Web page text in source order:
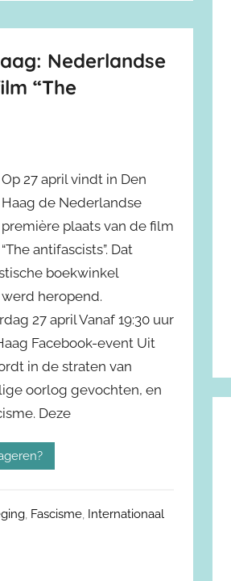
Nederlandse
“The
Op 27 april vindt in Den
Haag de Nederlandse
première plaats van de film
“The antifascists”. Dat
boekwinkel
heropend.
27 april Vanaf 19:30 uur
Facebook-event Uit
in de straten van
oorlog gevochten, en
Deze
, Fascisme, Internationaal